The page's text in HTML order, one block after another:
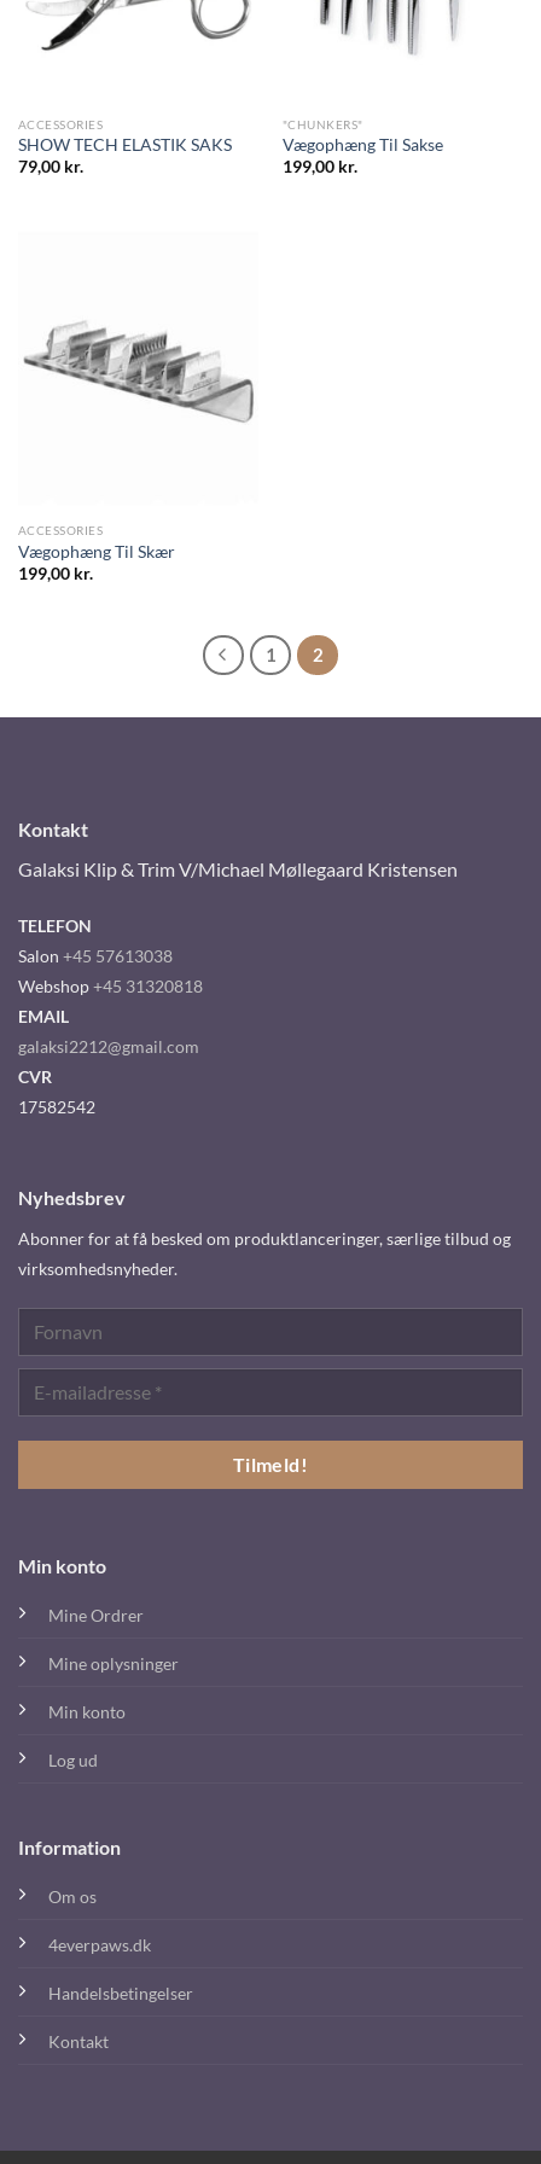
ACCESSORIES
SHOW TECH ELASTIK SAKS
79,00 kr.
"CHUNKERS"
Vægophæng Til Sakse
199,00 kr.
ACCESSORIES
Vægophæng Til Skær
199,00 kr.
1 2
Kontakt
Galaksi Klip & Trim V/Michael Møllegaard Kristensen
TELEFON
Salon +45 57613038
Webshop+45 31320818
EMAIL
galaksi2212@gmail.com
CVR
17582542
Min konto
Mine Ordrer
Mine oplysninger
Min konto
Log ud
Information
Om os
4everpaws.dk
Handelsbetingelser
Kontakt
Nyhedsbrev
Abonner for at få besked om produktlanceringer, særlige tilbud og
virksomhedsnyheder.